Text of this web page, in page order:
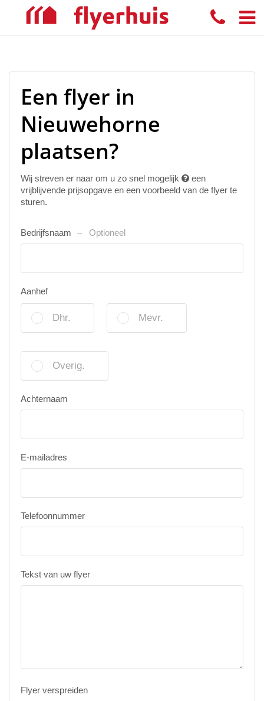
Een flyer in
Nieuwehorne
plaatsen?
Wij streven er naar om u zo snel mogelijk
een
vrijblijvende prijsopgave en een voorbeeld van de flyer te
sturen.
Bedrijfsnaam Optioneel
Aanhef
Dhr. Mevr.
Overig.
Achternaam
E-mailadres
Telefoonnummer
Tekst van uw flyer
Flyer verspreiden